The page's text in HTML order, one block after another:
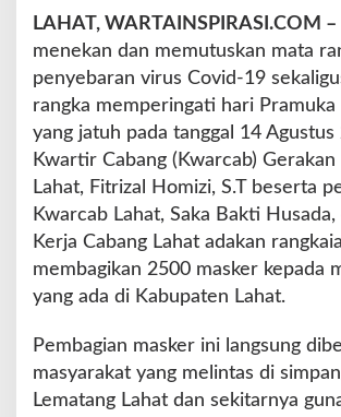
a
k
a
B
a
i
k
a
5
0
M
LAHAT, WARTAINSPIRASI.COM –
menekan dan memutuskan mata
penyebaran virus Covid-19
rangka memperingati hari
yang jatuh pada tanggal 14 Agustus
Kwartir Cabang (Kwarcab) Gerakan
Lahat, Fitrizal Homizi, S.T beserta
Kwarcab Lahat, Saka Bakti
Kerja Cabang Lahat adakan
membagikan 2500 masker kepada
yang ada di Kabupaten Lahat.
Pembagian masker ini langsung
masyarakat yang melintas di
Lematang Lahat dan sekitarnya